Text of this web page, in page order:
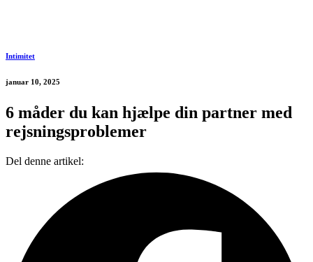
Intimitet
januar 10, 2025
6 måder du kan hjælpe din partner med
rejsningsproblemer
Del denne artikel: